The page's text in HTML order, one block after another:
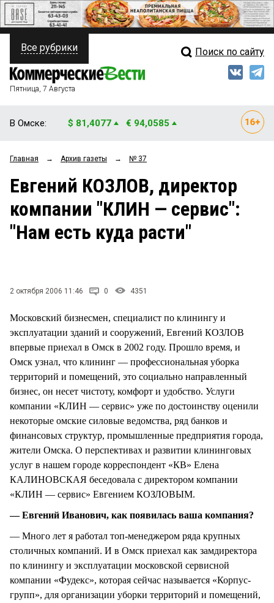
ПОЛИТИКА
ФИНАНСЫ
ОБЩЕСТВО
ЗАКОН
Свежий выпуск
Рейтинги
Блоги
Архив
Все рубрики Поиск по сайту
Пятница, 7 Августа
В Омске: $ 81,4077 € 94,0585
Главная → Архив газеты → № 37
Евгений КОЗЛОВ, директор
компании "КЛИН — сервис":
"Нам есть куда расти"
2 октября 2006 11:46 0 4351
Московский бизнесмен, специалист по клинингу и
эксплуатации зданий и сооружений, Евгений КОЗЛОВ
впервые приехал в Омск в 2002 году. Прошло время, и
Омск узнал, что клининг — профессиональная уборка
территорий и помещений, это социально направленный
бизнес, он несет чистоту, комфорт и удобство. Услуги
компании «КЛИН — сервис» уже по достоинству оценили
некоторые омские силовые ведомства, ряд банков и
финансовых структур, промышленные предприятия города,
жители Омска. О перспективах и развитии клининговых
услуг в нашем городе корреспондент «КВ» Елена
КАЛИНОВСКАЯ беседовала с директором компании
«КЛИН — сервис» Евгением КОЗЛОВЫМ.
— Евгений Иванович, как появилась ваша компания?
— Много лет я работал топ-менеджером ряда крупных
столичных компаний. И в Омск приехал как замдиректора
по клинингу и эксплуатации московской сервисной
компании «Фудекс», которая сейчас называется «Корпус-
групп», для организации уборки территорий и помещений,